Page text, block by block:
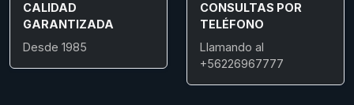
CALIDAD
GARANTIZADA
Desde 1985
CONSULTAS POR
TELÉFONO
Llamando al
+56226967777